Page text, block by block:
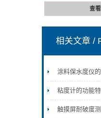
查
相关文章/
涂料保水度仪
粘度计的功能